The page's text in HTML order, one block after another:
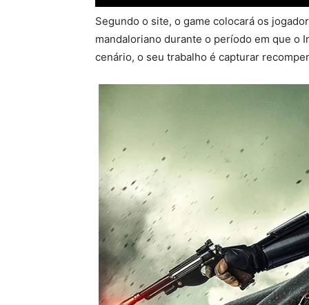
Segundo o site, o game colocará os
mandaloriano durante o período em que o
cenário, o seu trabalho é capturar